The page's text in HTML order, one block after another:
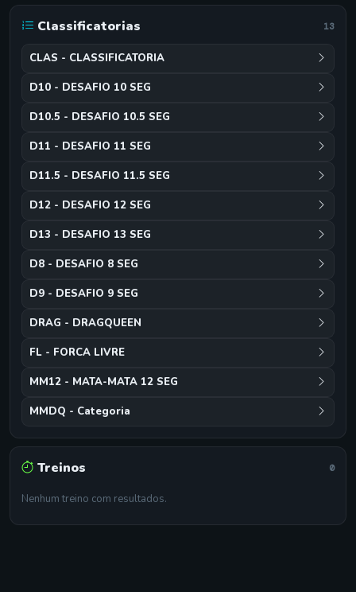
Classificatorias 13
CLAS - CLASSIFICATORIA
D10 - DESAFIO 10 SEG
D10.5 - DESAFIO 10.5 SEG
D11 - DESAFIO 11 SEG
D11.5 - DESAFIO 11.5 SEG
D12 - DESAFIO 12 SEG
D13 - DESAFIO 13 SEG
D8 - DESAFIO 8 SEG
D9 - DESAFIO 9 SEG
DRAG - DRAGQUEEN
FL - FORCA LIVRE
MM12 - MATA-MATA 12 SEG
MMDQ - Categoria
Treinos 0
Nenhum treino com resultados.